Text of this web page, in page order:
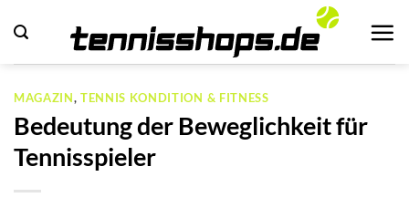
Inhalt
springen
MAGAZIN,TENNIS KONDITION & FITNESS
Bedeutung der Beweglichkeit für
Tennisspieler